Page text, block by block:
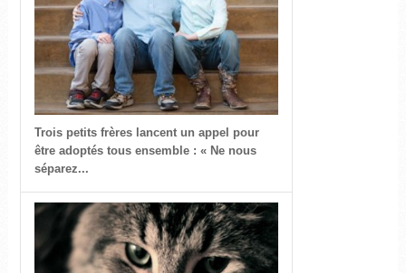
Trois petits frères lancent un appel pour
être adoptés tous ensemble : « Ne nous
séparez...